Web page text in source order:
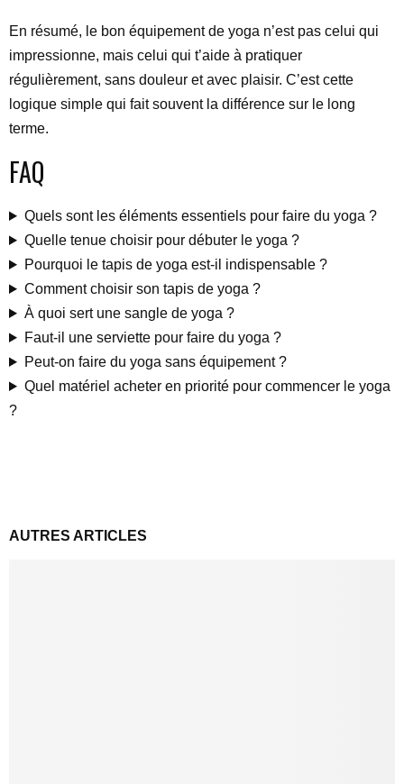
En résumé, le bon équipement de yoga n’est pas celui qui
impressionne, mais celui qui t’aide à pratiquer
régulièrement, sans douleur et avec plaisir. C’est cette
logique simple qui fait souvent la différence sur le long
terme.
FAQ
Quels sont les éléments essentiels pour faire du yoga ?
Quelle tenue choisir pour débuter le yoga ?
Pourquoi le tapis de yoga est-il indispensable ?
Comment choisir son tapis de yoga ?
À quoi sert une sangle de yoga ?
Faut-il une serviette pour faire du yoga ?
Peut-on faire du yoga sans équipement ?
Quel matériel acheter en priorité pour commencer le yoga
?
AUTRES ARTICLES